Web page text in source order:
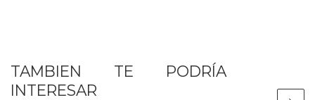
TAMBIEN TE PODRÍA
INTERESAR